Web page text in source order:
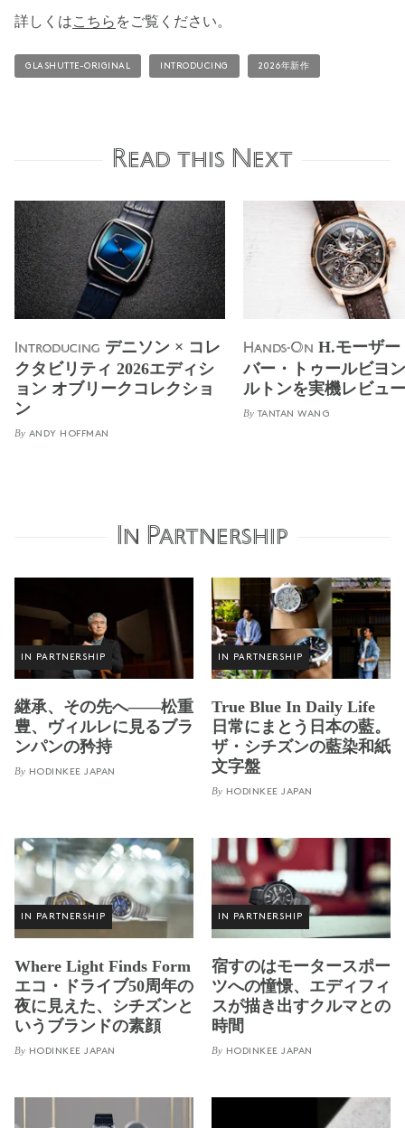
詳しくはこちら をご覧ください。
GLASHUTTE-ORIGINAL INTRODUCING 2026年新作
Read this Next
Introducing デニソン × コレ
クタビリティ 2026エディシ
ョン オブリークコレクショ
ン
By ANDY HOFFMAN
Hands-On H.モーザー
バー・トゥールビヨ
ルトンを実機レビュー
By TANTAN WANG
In Partnership
IN PARTNERSHIP
継承、その先へ——松重
豊、ヴィルレに見るブラ
ンパンの矜持
By HODINKEE JAPAN
IN PARTNERSHIP
True Blue In Daily Life
日常にまとう日本の藍。
ザ・シチズンの藍染和紙
文字盤
By HODINKEE JAPAN
IN PARTNERSHIP
Where Light Finds Form
エコ・ドライブ50周年の
夜に見えた、シチズンと
いうブランドの素顔
By HODINKEE JAPAN
IN PARTNERSHIP
宿すのはモータースポー
ツへの憧憬、エディフィ
スが描き出すクルマとの
時間
By HODINKEE JAPAN